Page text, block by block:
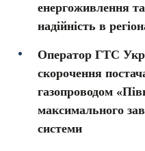
енергоживлення
надійність в
Оператор ГТС
скорочення
газопроводом
максимального
системи